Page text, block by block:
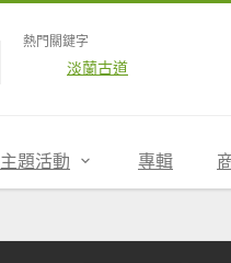
熱門關鍵字
淡蘭古道
主題活動 專輯